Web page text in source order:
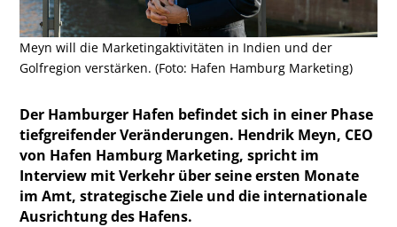
Meyn will die Marketingaktivitäten in Indien und der
Golfregion verstärken. (Foto: Hafen Hamburg Marketing)
Der Hamburger Hafen befindet sich in einer Phase
tiefgreifender Veränderungen. Hendrik Meyn, CEO
von Hafen Hamburg Marketing, spricht im
Interview mit Verkehr über seine ersten Monate
im Amt, strategische Ziele und die internationale
Ausrichtung des Hafens.